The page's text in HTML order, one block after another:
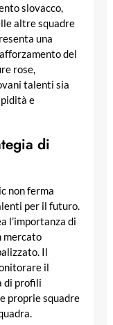
slovacco,
altre squadre
una
del
rose,
talenti sia
e
di
non ferma
per il futuro.
l’importanza di
mercato
Il
il
di profili
proprie squadre